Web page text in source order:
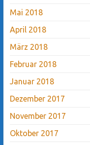
Mai 2018
April 2018
März 2018
Februar 2018
Januar 2018
Dezember 2017
November 2017
Oktober 2017